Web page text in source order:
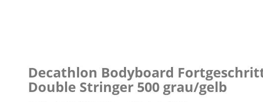
Decathlon Bodyboard
Double Stringer 500 grau/gelb